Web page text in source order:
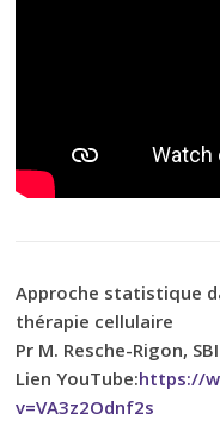
Approche statistique
thérapie cellulaire
Pr M. Resche-Rigon,
Lien YouTube:https://
v=VA3z2Odnf2s